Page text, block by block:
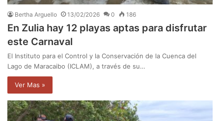
Bertha Arguello 13/02/2026 0 186
En Zulia hay 12 playas aptas para disfrutar
este Carnaval
El Instituto para el Control y la Conservación de la Cuenca del
Lago de Maracaibo (ICLAM), a través de su…
Ver Mas »